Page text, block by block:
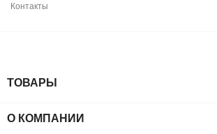
Контакты
ТОВАРЫ
О КОМПАНИИ